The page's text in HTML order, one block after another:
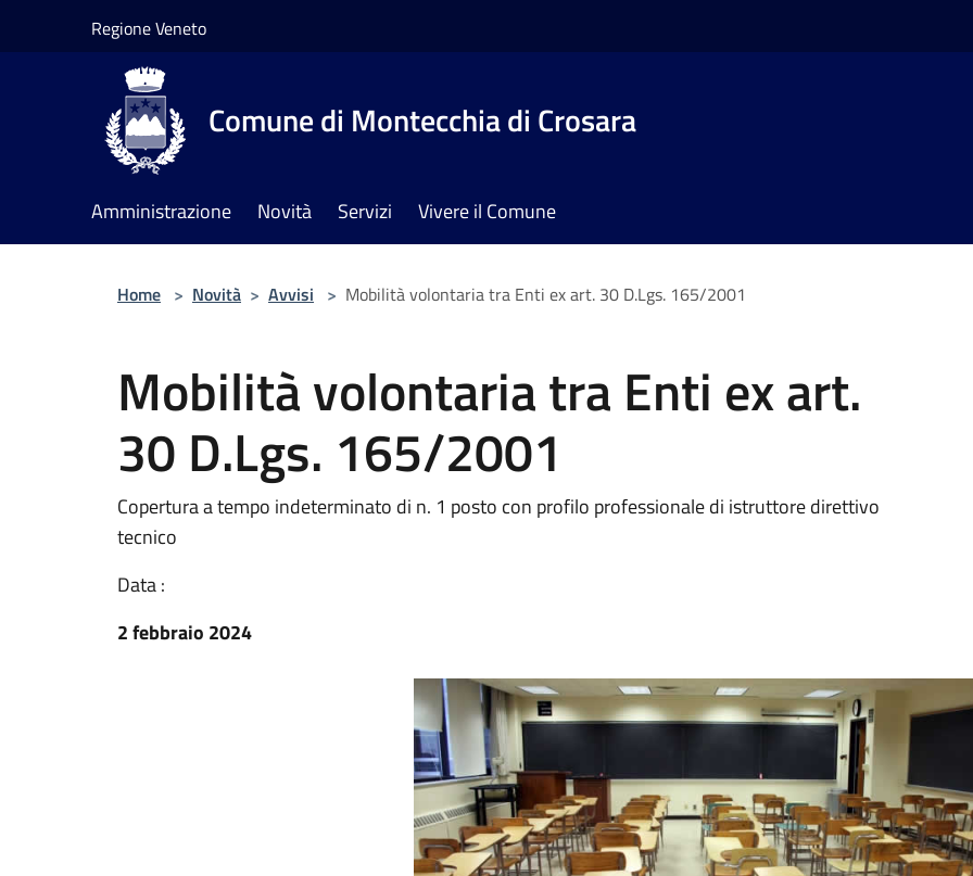
Regione Veneto
Comune di Montecchia di Crosara
Amministrazione Novità Servizi Vivere il Comune
Home > Novità > Avvisi > Mobilità volontaria tra Enti ex art. 30 D.Lgs. 165/2001
Mobilità volontaria tra Enti ex art.
30 D.Lgs. 165/2001
Copertura a tempo indeterminato di n. 1 posto con profilo professionale di istruttore direttivo
tecnico
Data :
2 febbraio 2024